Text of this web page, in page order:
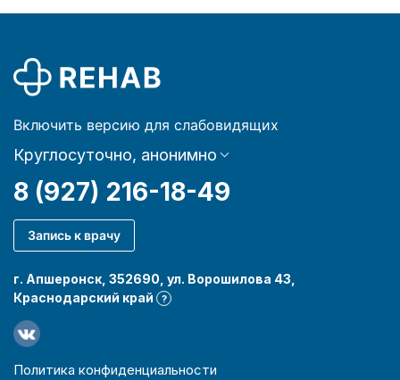
Включить версию для слабовидящих
Круглосуточно, анонимно
8 (927) 216-18-49
Запись к врачу
г. Апшеронск, 352690, ул. Ворошилова 43,
Краснодарский край
?
Политика конфиденциальности